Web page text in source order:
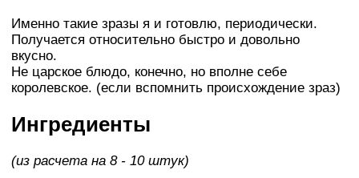
Именно такие зразы я и готовлю, периодически.
Получается относительно быстро и довольно
вкусно.
Не царское блюдо, конечно, но вполне себе
королевское. (если вспомнить происхождение зраз)
Ингредиенты
(из расчета на 8 - 10 штук)